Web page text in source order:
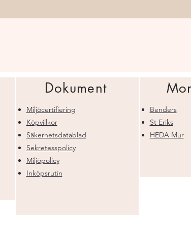
Dokument
Miljöcertifiering
Köpvillkor
Säkerhetsdatablad
Sekretesspolicy
Miljöpolicy
Inköpsrutin
Benders
St Eriks
HEDA Mur